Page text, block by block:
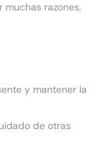
razones,
y mantener la
de otras